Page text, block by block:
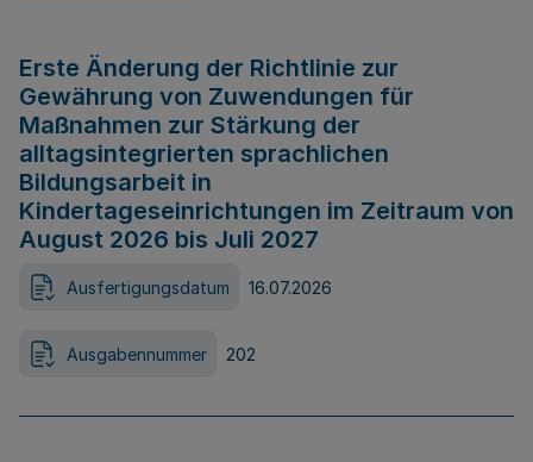
Erste Änderung der Richtlinie zur
Gewährung von Zuwendungen für
Maßnahmen zur Stärkung der
alltagsintegrierten sprachlichen
Bildungsarbeit in
Kindertageseinrichtungen im Zeitraum von
August 2026 bis Juli 2027
Ausfertigungsdatum 16.07.2026
Ausgabennummer 202